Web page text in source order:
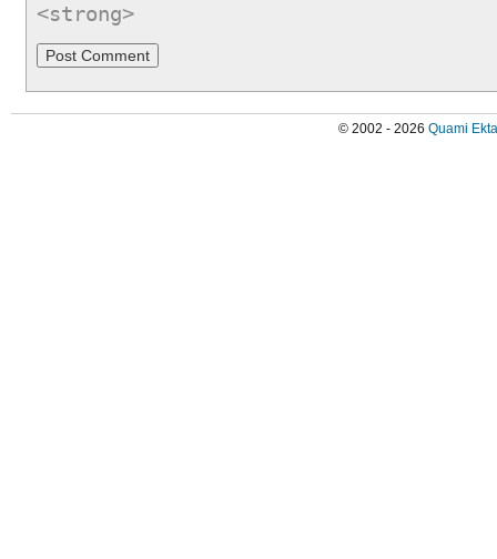
<strong>
© 2002 - 2026 Quami